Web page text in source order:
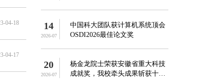
04-18
04-17
14
2026-07
中国科大团队获计算机系统顶会
OSDI2026最佳论文奖
20
2026-07
杨金龙院士荣获安徽省重大科技
成就奖，我校牵头成果斩获十四